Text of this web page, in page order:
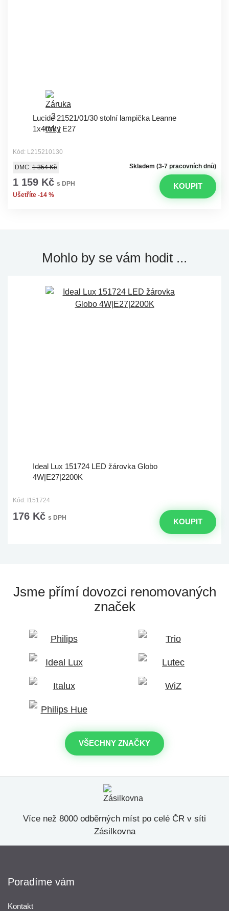
Lucide 21521/01/30 stolní lampička Leanne
1x40W | E27
Kód: L215210130
Skladem (3-7 pracovních dnů)
DMC: 1 354 Kč
1 159 Kč s DPH
Ušetříte -14 %
KOUPIT
Mohlo by se vám hodit ...
Ideal Lux 151724 LED žárovka Globo
4W|E27|2200K
Kód: I151724
176 Kč s DPH KOUPIT
Jsme přímí dovozci renomovaných
značek
VŠECHNY ZNAČKY
Více než 8000 odběrných míst po celé ČR v síti
Zásilkovna
Poradíme vám
Kontakt